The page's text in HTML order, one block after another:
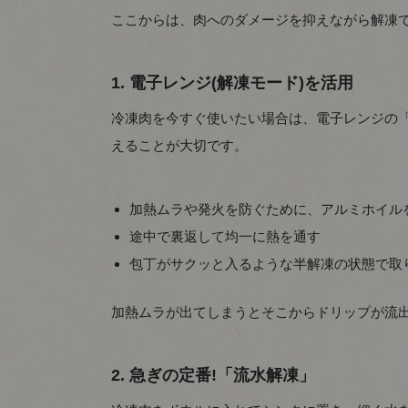
ここからは、肉へのダメージを抑えながら解凍
1. 電子レンジ(解凍モード)を活用
冷凍肉を今すぐ使いたい場合は、電子レンジの
えることが大切です。
加熱ムラや発火を防ぐために、アルミホイ
途中で裏返して均一に熱を通す
包丁がサクッと入るような半解凍の状態で取
加熱ムラが出てしまうとそこからドリップが流
2. 急ぎの定番!「流水解凍」